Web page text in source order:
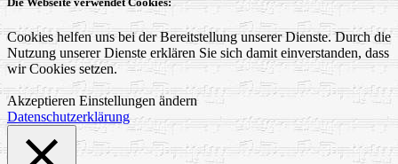
Cookies helfen uns bei der Bereitstellung unserer Dienste. Durch die
Nutzung unserer Dienste erklären Sie sich damit einverstanden, dass
wir Cookies setzen.
Akzeptieren Einstellungen ändern
Datenschutzerklärung